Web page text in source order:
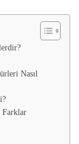
Nasıl
Farklar